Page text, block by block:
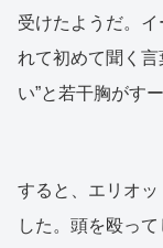
受けたようだ。イ
れて初めて聞く言
い”と若干胸がす
すると、エリオ
した。頭を殴っ